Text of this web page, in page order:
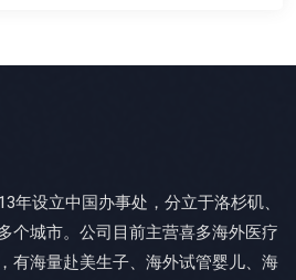
年设立中国办事处，分立于洛杉矶、
个城市。公司目前主营喜多海外医疗
有海量赴美生子、海外试管婴儿、海